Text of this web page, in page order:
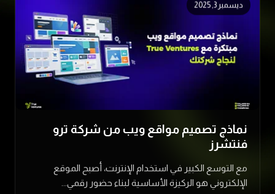
ديسمبر 3, 2025
نماذج تصميم مواقع ويب من شركة ترو
فنتشرز
مع التوسع الكبير في استخدام الإنترنت، أصبح الموقع
الإلكتروني هو الركيزة الأساسية لبناء حضور رقمي...